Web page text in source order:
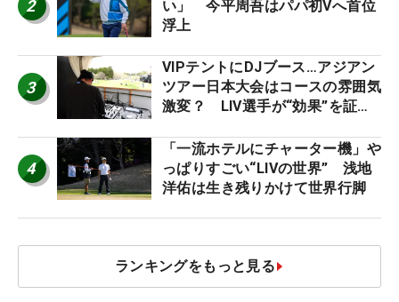
2
い」 今平周吾はパパ初Vへ首位
浮上
3
VIPテントにDJブース…アジアン
ツアー日本大会はコースの雰囲気
激変？ LIV選手が“効果”を証言
4
「一流ホテルにチャーター機」や
っぱりすごい“LIVの世界” 浅地
洋佑は生き残りかけて世界行脚
ランキングをもっと見る